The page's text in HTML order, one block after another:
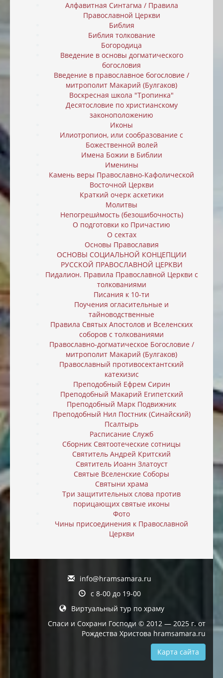
Алфавитная Синтагма / Правила
Православной Церкви
Библия
Библия толкование
Богородица
Введение в основы догматического
богословия
Введение в православное богословие /
митрополит Макарий (Булгаков)
Воскресная школа "Тропинка"
Десятословие по христианскому
законоположению
Иконы
Илиотропион, или cообразование с
Божественной волей
Имена Божии в Библии
Именины
Камень веры Православно-Кафолической
Восточной Церкви
Краткий очерк аскетики
Молитвы
Непогреши́мость (безошибочность)
О подготовки ко Причастию
О сектах
Основы Православия
ОСНОВЫ СОЦИАЛЬНОЙ КОНЦЕПЦИИ
РУССКОЙ ПРАВОСЛАВНОЙ ЦЕРКВИ
Пидалион. Правила Православной Церкви с
толкованиями
Писания к 10-ти
Поучения огласительные и
тайноводственные
Правила Святых Апостолов и Вселенских
соборов с толкованиями
Православно-догматическое Богословие /
митрополит Макарий (Булгаков)
Православный противосектантский
катехизис
Преподобный Ефрем Сирин
Преподобный Макарий Египетский
Преподобный Марк Подвижник
Преподобный Нил Постник (Синайский)
Псалтырь
Расписание Служб
Сборник Святоотеческие сотницы
Святитель Андрей Критский
Святитель Иоанн Златоуст
Святые Вселенские Соборы
Святыни храма
Три защитительных слова против
порицающих святые иконы
Фото
Чины присоединения к Православной
Церкви
info@hramsamara.ru
с 8-00 до 19-00
Виртуальный тур по храму
Спаси и Сохрани Господи © 2012 — 2025 г. от
Рождества Христова hramsamara.ru
Карта сайта